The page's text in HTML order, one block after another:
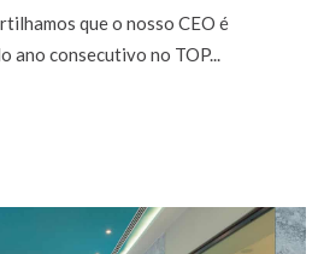
que o nosso CEO é
ano consecutivo no TOP...